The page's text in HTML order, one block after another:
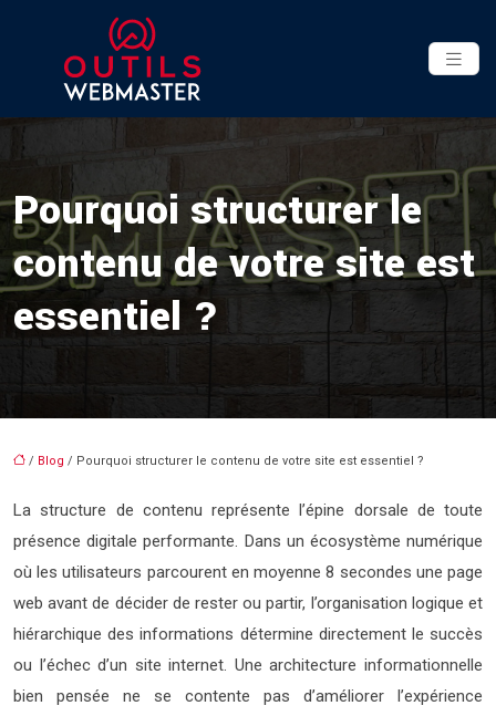
Pourquoi structurer le
contenu de votre site est
essentiel ?
/ Blog / Pourquoi structurer le contenu de votre site est essentiel ?
La structure de contenu représente l’épine dorsale de toute
présence digitale performante. Dans un écosystème numérique
où les utilisateurs parcourent en moyenne 8 secondes une page
web avant de décider de rester ou partir, l’organisation logique et
hiérarchique des informations détermine directement le succès
ou l’échec d’un site internet. Une architecture informationnelle
bien pensée ne se contente pas d’améliorer l’expérience